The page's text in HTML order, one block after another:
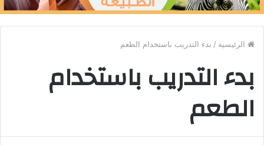
الرئيسية / بدء التدريب باستخدام الطعم
بدء التدريب باستخدام
الطعم